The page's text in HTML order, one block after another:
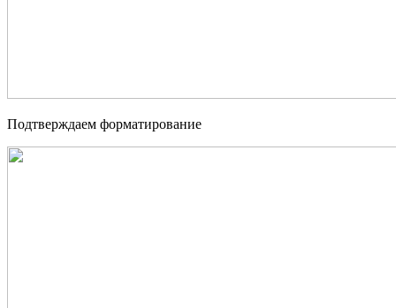
Подтверждаем форматирование